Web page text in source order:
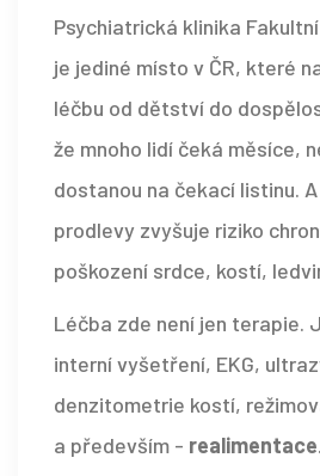
Psychiatrická klinika
je jediné místo v ČR, které
léčbu od dětství do
že mnoho lidí čeká měsíce,
dostanou na čekací listinu.
prodlevy zvyšuje riziko
poškození srdce, kostí,
Léčba zde není jen terapie.
interní vyšetření, EKG,
denzitometrie kostí,
a především - realimentace